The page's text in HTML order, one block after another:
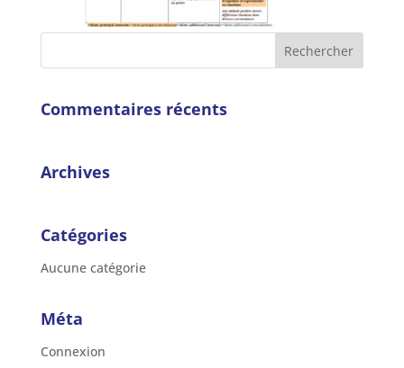
Commentaires récents
Archives
Catégories
Aucune catégorie
Méta
Connexion